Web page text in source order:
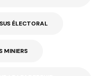
ÉLECTORAL
MINIERS